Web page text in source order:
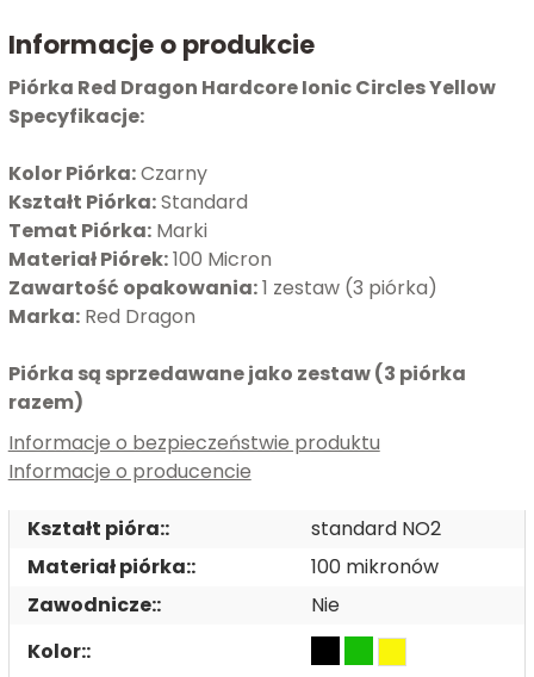
Informacje o produkcie
Piórka Red Dragon Hardcore Ionic Circles Yellow
Specyfikacje:
Kolor Piórka:Czarny
Kształt Piórka:Standard
Temat Piórka:Marki
Materiał Piórek:100 Micron
Zawartość opakowania:1 zestaw (3 piórka)
Marka:Red Dragon
Piórka są sprzedawane jako zestaw (3 piórka
razem)
Informacje o bezpieczeństwie produktu
Informacje o producencie
Kształt pióra::
standard NO2
Materiał piórka::
100 mikronów
Zawodnicze::
Nie
Kolor::